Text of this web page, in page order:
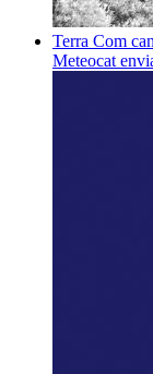
Terra Com
Meteocat